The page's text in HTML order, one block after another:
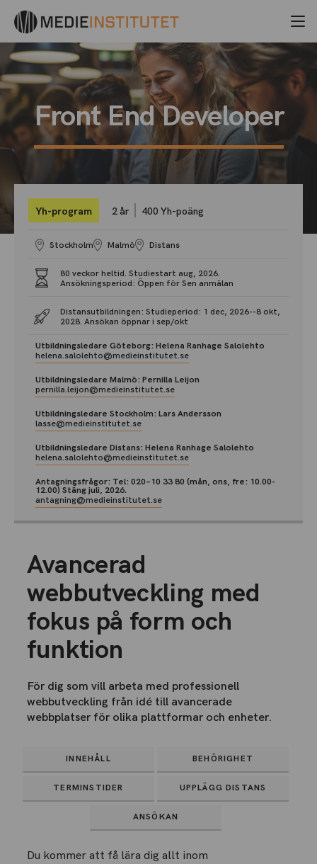
Front End Developer
Yh-program 2 år 400 Yh-poäng
Stockholm Malmö Distans
80 veckor heltid. Studiestart aug, 2026.
Ansökningsperiod: Öppen för Sen anmälan
Distansutbildningen: Studieperiod: 1 dec, 2026--8 okt,
2028. Ansökan öppnar i sep/okt
Utbildningsledare Göteborg: Helena Ranhage Salolehto
helena.salolehto@medieinstitutet.se
Utbildningsledare Malmö: Pernilla Leijon
pernilla.leijon@medieinstitutet.se
Utbildningsledare Stockholm: Lars Andersson
lasse@medieinstitutet.se
Utbildningsledare Distans: Helena Ranhage Salolehto
helena.salolehto@medieinstitutet.se
Antagningsfrågor: Tel: 020–10 33 80 (mån, ons, fre: 10.00-
12.00) Stäng juli, 2026.
antagning@medieinstitutet.se
Avancerad
webbutveckling med
fokus på form och
funktion
För dig som vill arbeta med professionell
webbutveckling från idé till avancerade
webbplatser för olika plattformar och enheter.
INNEHÅLL BEHÖRIGHET
TERMINSTIDER UPPLÄGG DISTANS
ANSÖKAN
Du kommer att få lära dig allt inom